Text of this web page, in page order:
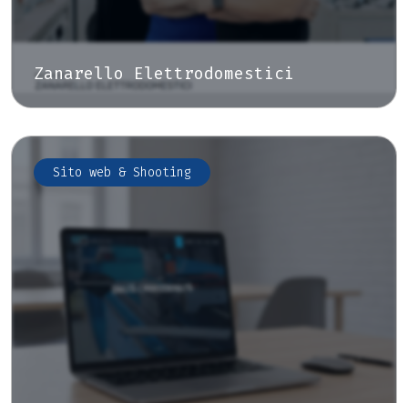
Zanarello Elettrodomestici
Sito web & Shooting